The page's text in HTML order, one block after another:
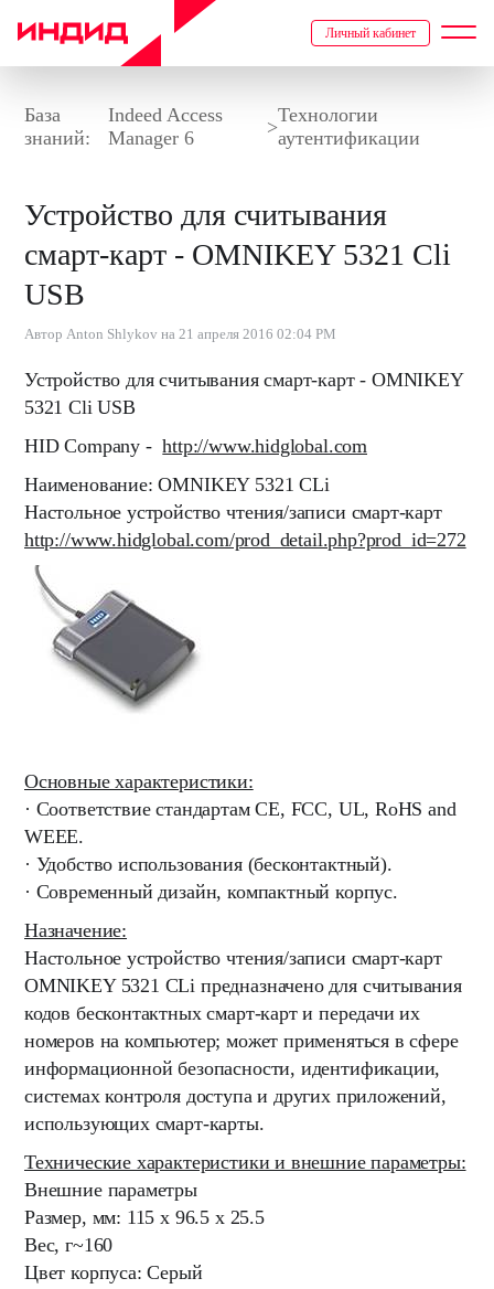
Личный кабинет
База
знаний:
Indeed Access
Manager 6
>
Технологии
аутентификации
Устройство для считывания
смарт-карт - OMNIKEY 5321 Cli
USB
Автор Anton Shlykov на 21 апреля 2016 02:04 PM
Устройство для считывания смарт-карт - OMNIKEY
5321 Cli USB
HID Company -http://www.hidglobal.com
Наименование: OMNIKEY 5321 CLi
Настольное устройство чтения/записи смарт-карт
http://www.hidglobal.com/prod_detail.php?prod_id=272
Основные характеристики:
· Соответствие стандартам CE, FCC, UL, RoHS and
WEEE.
· Удобство использования (бесконтактный).
· Современный дизайн, компактный корпус.
Назначение:
Настольное устройство чтения/записи смарт-карт
OMNIKEY 5321 CLi предназначено для считывания
кодов бесконтактных смарт-карт и передачи их
номеров на компьютер; может применяться в сфере
информационной безопасности, идентификации,
системах контроля доступа и других приложений,
использующих смарт-карты.
Технические характеристики и внешние параметры:
Внешние параметры
Размер, мм: 115 x 96.5 x 25.5
Вес, г~160
Цвет корпуса: Серый